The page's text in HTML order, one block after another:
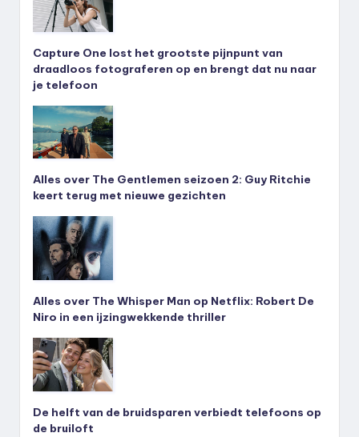
Capture One lost het grootste pijnpunt van
draadloos fotograferen op en brengt dat nu naar
je telefoon
Alles over The Gentlemen seizoen 2: Guy Ritchie
keert terug met nieuwe gezichten
Alles over The Whisper Man op Netflix: Robert De
Niro in een ijzingwekkende thriller
De helft van de bruidsparen verbiedt telefoons op
de bruiloft